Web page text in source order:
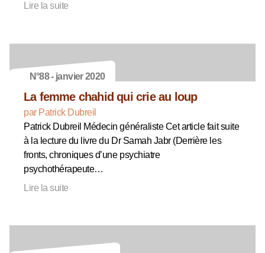
Lire la suite
N°88 - janvier 2020
La femme chahid qui crie au loup
par Patrick Dubreil
Patrick Dubreil Médecin généraliste Cet article fait suite
à la lecture du livre du Dr Samah Jabr (Derrière les
fronts, chroniques d’une psychiatre
psychothérapeute…
Lire la suite